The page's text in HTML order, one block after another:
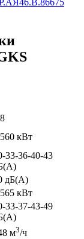
кВт
33-36-40-43
дБ(А)
кВт
33-37-43-49
м3/ч